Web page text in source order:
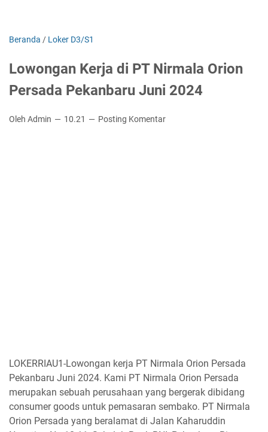
Beranda / Loker D3/S1
Lowongan Kerja di PT Nirmala Orion
Persada Pekanbaru Juni 2024
Oleh Admin 10.21 Posting Komentar
LOKERRIAU1-Lowongan kerja PT Nirmala Orion Persada
Pekanbaru Juni 2024. Kami PT Nirmala Orion Persada
merupakan sebuah perusahaan yang bergerak dibidang
consumer goods untuk pemasaran sembako. PT Nirmala
Orion Persada yang beralamat di Jalan Kaharuddin